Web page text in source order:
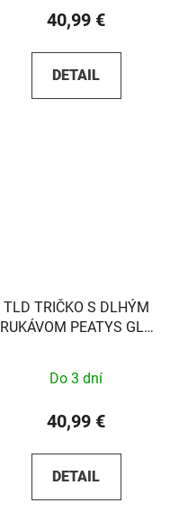
40,99 €
DETAIL
TLD TRIČKO S DLHÝM
RUKÁVOM PEATYS GLO
Do 3 dní
40,99 €
DETAIL